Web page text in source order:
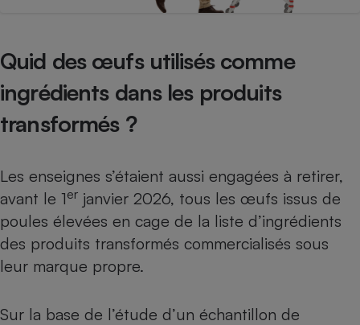
Quid des œufs utilisés comme
ingrédients dans les produits
transformés ?
Les enseignes s’étaient aussi engagées à retirer,
avant le 1er janvier 2026, tous les œufs issus de
poules élevées en cage de la liste d’ingrédients
des produits transformés commercialisés sous
leur marque propre.
Sur la base de l’étude d’un échantillon de